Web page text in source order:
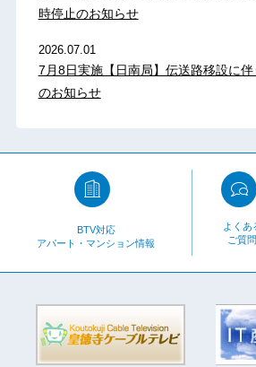
時停止のお知らせ
2026.07.01
7月8日実施【日南局】伝送路移設に
のお知らせ
BTV対応
アパート・マンション情報
よくあ
ご質問